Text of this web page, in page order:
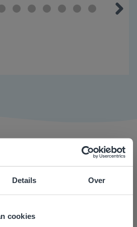
Details Over
cookies
met een adviseur
over de mogelijkheden,
agenda.